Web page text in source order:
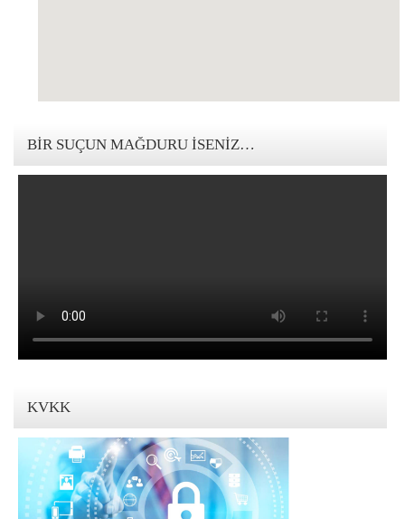
BIR SUÇUN MAĞDURU İSENIZ…
KVKK